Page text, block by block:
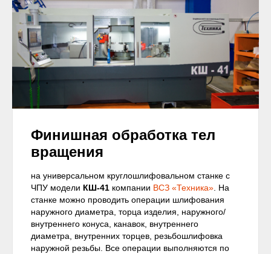
Финишная обработка тел
вращения
на универсальном круглошлифовальном станке с
ЧПУ модели КШ-41 компании ВСЗ «Техника» . На
станке можно проводить операции шлифования
наружного диаметра, торца изделия, наружного/
внутреннего конуса, канавок, внутреннего
диаметра, внутренних торцев, резьбошлифовка
наружной резьбы. Все операции выполняются по